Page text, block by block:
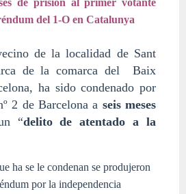
de prisión al primer votante
del 1-O en Catalunya
de la localidad de Sant
de la comarca del Baix
ha sido condenado por
2 de Barcelona a seis meses
“delito de atentado a la
ha se le condenan se produjeron
por la independencia